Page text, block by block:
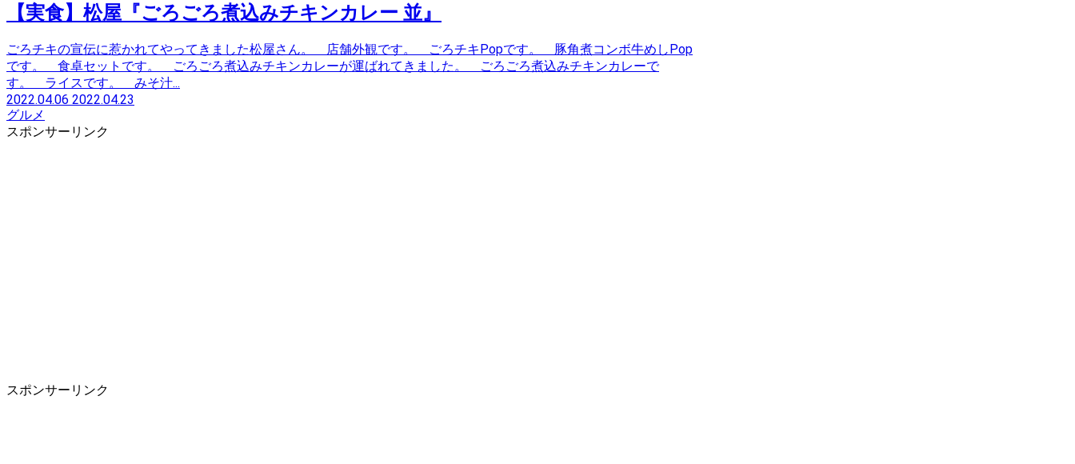
【実食】松屋『ごろごろ煮込みチキンカレー 並』
ごろチキの宣伝に惹かれてやってきました松屋さん。 店舗外観です。 ごろチキPopです。 豚角煮コンボ牛めしPop
です。 食卓セットです。 ごろごろ煮込みチキンカレーが運ばれてきました。 ごろごろ煮込みチキンカレーで
す。 ライスです。 みそ汁...
2022.04.06 2022.04.23
グルメ
スポンサーリンク
スポンサーリンク